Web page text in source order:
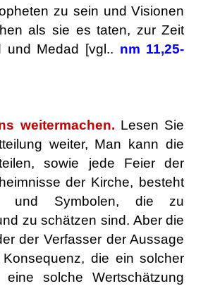
zu sein und Visionen
als sie es taten, zur Zeit
und Medad [vgl.. nm 11,25-
weitermachen. Lesen Sie
weiter, Man kann die
sowie jede Feier der
der Kirche, besteht
und Symbolen, die zu
zu schätzen sind. Aber die
der Verfasser der Aussage
die ein solcher
eine solche Wertschätzung